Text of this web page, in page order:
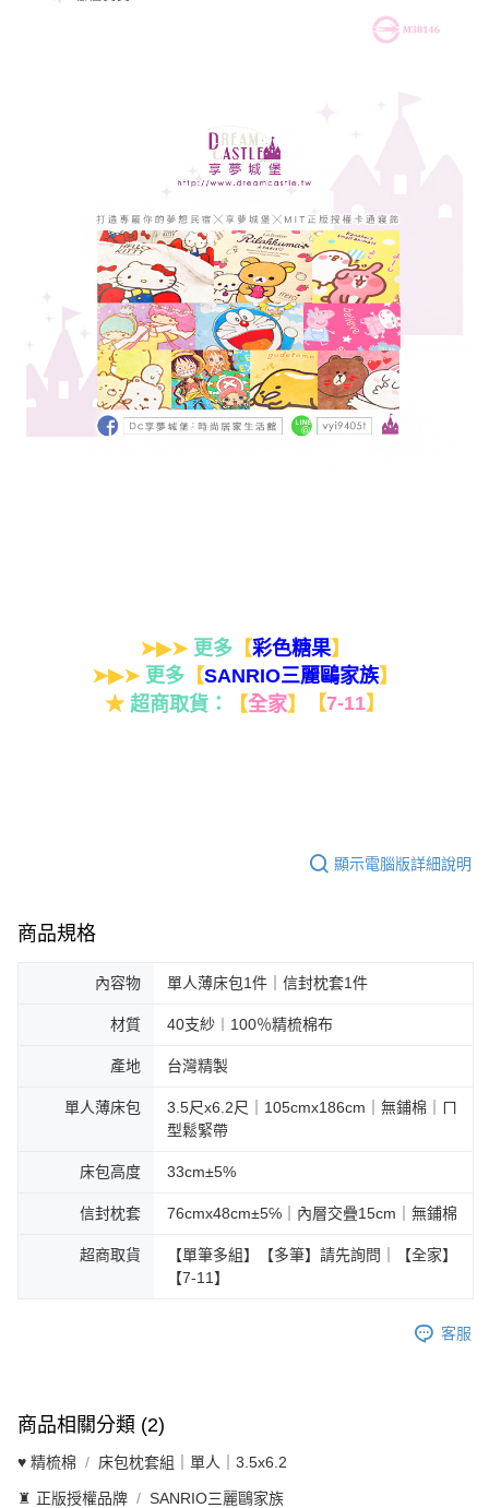
➤▶➤ 更多【彩色糖果】
➤▶➤ 更多【SANRIO三麗鷗家族】
★ 超商取貨： 【全家】 【7-11】
顯示電腦版詳細說明
商品規格
內容物 單人薄床包1件｜信封枕套1件
材質 40支紗︱100％精梳棉布
產地 台灣精製
單人薄床包
3.5尺x6.2尺｜105cmx186cm｜無鋪棉｜ㄇ
型鬆緊帶
床包高度 33cm±5%
信封枕套 76cmx48cm±5℅｜內層交疊15cm｜無鋪棉
超商取貨
【單筆多組】【多筆】請先詢問｜【全家】
【7-11】
客服
商品相關分類 (2)
♥ 精梳棉 床包枕套組｜單人｜3.5x6.2
♜ 正版授權品牌 SANRIO三麗鷗家族